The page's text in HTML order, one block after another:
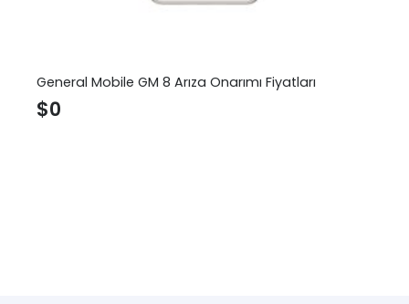
General Mobile GM 8 Arıza Onarımı Fiyatları
$0